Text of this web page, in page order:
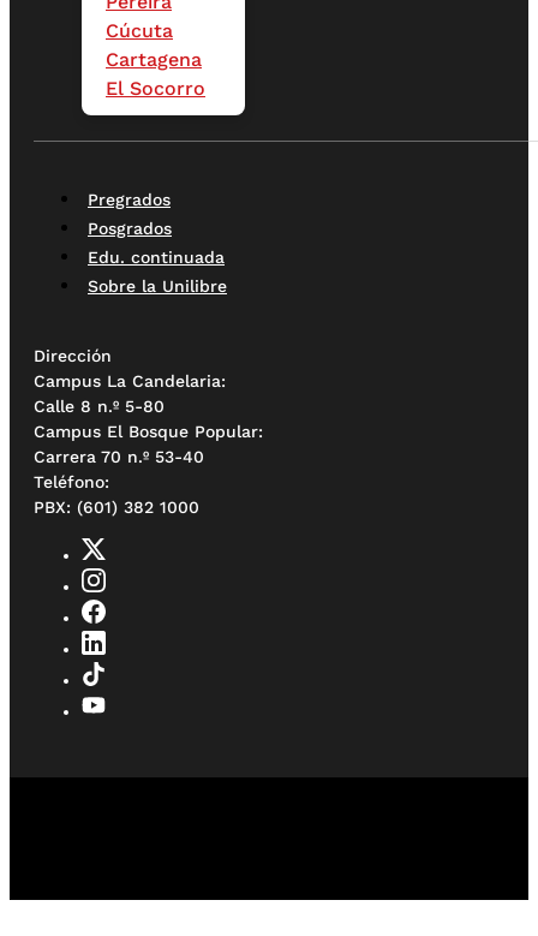
Cúcuta
Cartagena
El Socorro
Pregrados
Posgrados
Edu. continuada
Sobre la Unilibre
Dirección
Campus La Candelaria:
Calle 8 n.º 5-80
Campus El Bosque Popular:
Carrera 70 n.º 53-40
Teléfono:
PBX: (601) 382 1000